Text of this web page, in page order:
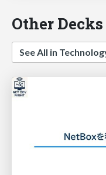
Other
See All in